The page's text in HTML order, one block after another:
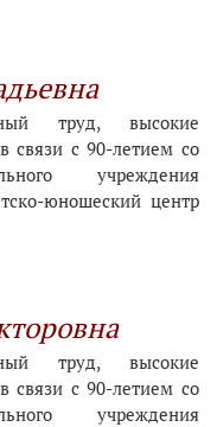
труд, высокие
связи с 90-летием со
учреждения
юношеский центр
труд, высокие
связи с 90-летием со
учреждения